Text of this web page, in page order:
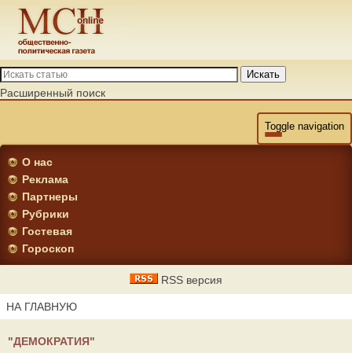
Искать
Расширенный поиск
Toggle navigation
О нас
Реклама
Партнеры
Рубрики
Гостевая
Гороскоп
RSS версия
НА ГЛАВНУЮ
"ДЕМОКРАТИЯ"